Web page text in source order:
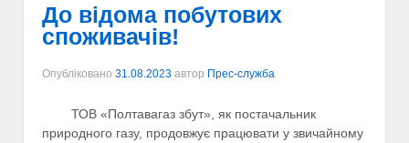
До відома побутових
споживачів!
Опубліковано 31.08.2023 автор Прес-служба
ТОВ «Полтавагаз збут», як постачальник
природного газу, продовжує працювати у звичайному